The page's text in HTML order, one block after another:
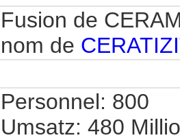
Fusion de
nom de
Personnel: 800
Umsatz: 480